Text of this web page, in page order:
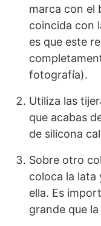
marca con el
coincida con
es que este
fotografía).
Utiliza las
que acabas
de silicona
Sobre otro
coloca la lata
ella. Es
grande que